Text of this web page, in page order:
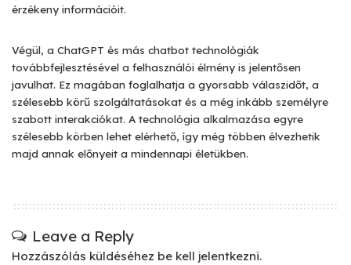
érzékeny információit.
Végül, a ChatGPT és más chatbot technológiák
továbbfejlesztésével a felhasználói élmény is jelentősen
javulhat. Ez magában foglalhatja a gyorsabb válaszidőt, a
szélesebb körű szolgáltatásokat és a még inkább személyre
szabott interakciókat. A technológia alkalmazása egyre
szélesebb körben lehet elérhető, így még többen élvezhetik
majd annak előnyeit a mindennapi életükben.
Leave a Reply
Hozzászólás küldéséhez be kell jelentkezni.